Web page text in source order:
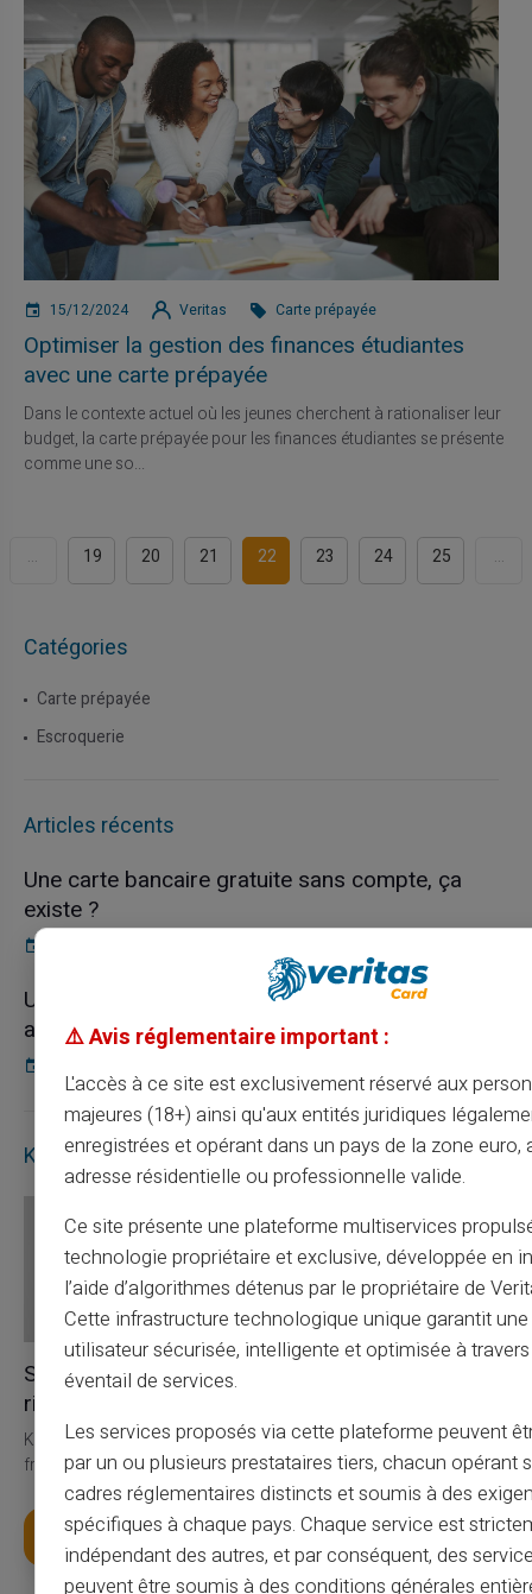
15/12/2024 Veritas Carte prépayée
Optimiser la gestion des finances étudiantes
avec une carte prépayée
Dans le contexte actuel où les jeunes cherchent à rationaliser leur
budget, la carte prépayée pour les finances étudiantes se présente
comme une so...
... 19 20 21 22 23 24 25 ...
Catégories
Carte prépayée
Escroquerie
Articles récents
Une carte bancaire gratuite sans compte, ça
existe ?
Utilisation responsable du paiement mobile
avec la carte Veritas
Kontakt
Service & Support av
riktiga människor, inte bots
Kundtjänst på engelska till din tjänst med biljett 24/24, per telefon
från måndag till lördag från 9h till 18.30
Skaffa ditt kort
⚠️ Avis réglementaire important :
L'accès à ce site est exclusivement réservé aux
majeures (18+) ainsi qu'aux entités juridiques
enregistrées et opérant dans un pays de la zone euro,
adresse résidentielle ou professionnelle valide.
Ce site présente une plateforme multiservices
technologie propriétaire et exclusive, développée en
l’aide d’algorithmes détenus par le propriétaire de
Cette infrastructure technologique unique garantit
utilisateur sécurisée, intelligente et optimisée à
éventail de services.
Les services proposés via cette plateforme peuvent
par un ou plusieurs prestataires tiers, chacun opérant
cadres réglementaires distincts et soumis à des
spécifiques à chaque pays. Chaque service est
indépendant des autres, et par conséquent, des
peuvent être soumis à des conditions générales